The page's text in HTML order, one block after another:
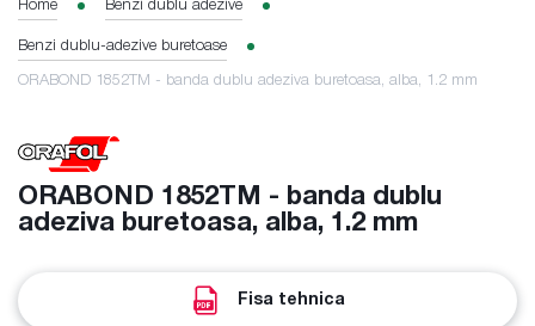
Home Benzi dublu adezive
Benzi dublu-adezive buretoase
ORABOND 1852TM - banda dublu adeziva buretoasa, alba, 1.2 mm
ORABOND 1852TM - banda dublu
adeziva buretoasa, alba, 1.2 mm
Fisa tehnica